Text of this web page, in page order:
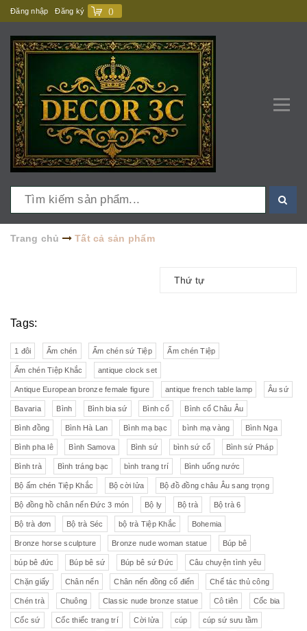
Đăng nhập Đăng ký ()
Trang chủ Tất cả sản phẩm
Thứ tự
Tags:
1 đôi Ấm chén Ấm chén sứ Tiệp Ấm chén Tiệp
Ấm chén Tiệp Khắc antique clock set
Antique European bronze female figure antique french table lamp Âu sứ
Bavaria Bình Bình bia sứ Bình cổ Bình cổ Châu Âu
Bình đồng Bình Hà Lan Bình mạ bạc bình mạ vàng Bình Nga
Bình pha lê Bình Samova Bình sứ bình sứ cổ Bình sứ Pháp
Bình trà Bình tráng bạc bình trang trí Bình uống nước
Bộ ấm chén Tiệp Khắc Bộ cời lửa Bộ đồ đồng châu Âu sang trọng
Bộ đồng hồ chân nến Đức 3 món Bộ ly Bộ trà Bộ trà 6
Bộ trà đơn Bộ trà Séc bộ trà Tiệp Khắc Bohemia
Bronze horse sculpture Bronze nude woman statue Búp bê
búp bê đức Búp bê sứ Búp bê sứ Đức Câu chuyện tình yêu
Chặn giấy Chân nến Chân nến đồng cổ điển Chế tác thủ công
Chén trà Chuông Classic nude bronze statue Cô tiên Cốc bia
Cốc sứ Cốc thiếc trang trí Cời lửa cúp cúp sứ sưu tầm